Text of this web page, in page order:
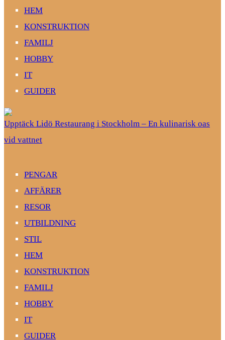
HEM
KONSTRUKTION
FAMILJ
HOBBY
IT
GUIDER
Upptäck Lidö Restaurang i Stockholm – En kulinarisk oas
vid vattnet
PENGAR
AFFÄRER
RESOR
UTBILDNING
STIL
HEM
KONSTRUKTION
FAMILJ
HOBBY
IT
GUIDER